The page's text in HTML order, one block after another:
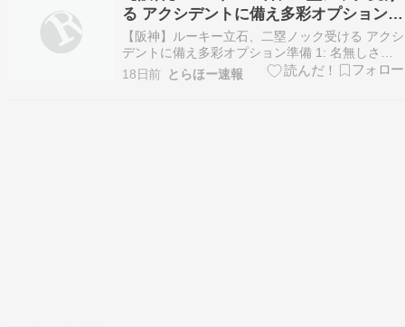
る アクシデントに備え多彩オプション準
備
【阪神】ルーキー立石、二塁ノック受ける アクシ
デントに備え多彩オプション準備 1: 名無しさん
＠＼(^o^)／ 2026/07/20 (月) 11:06:40.484
ID:LemXGDJtsJ 阪神のルーキー立石正広が試合
18日前 とらほー速報